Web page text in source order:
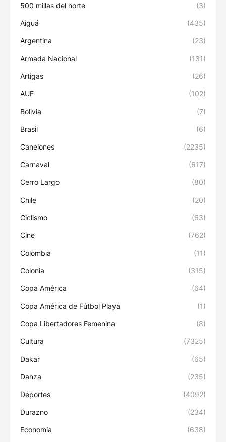
500 millas del norte (3)
Aiguá (435)
Argentina (23)
Armada Nacional (131)
Artigas (26)
AUF (102)
Bolivia (7)
Brasil (6)
Canelones (2235)
Carnaval (617)
Cerro Largo (80)
Chile (20)
Ciclismo (63)
Cine (762)
Colombia (11)
Colonia (315)
Copa América (64)
Copa América de Fútbol Playa (1)
Copa Libertadores Femenina (8)
Cultura (7325)
Dakar (65)
Danza (235)
Deportes (4092)
Durazno (234)
Economía (638)